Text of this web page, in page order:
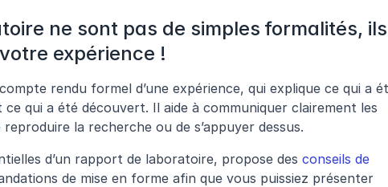
ne sont pas de simples formalités, ils
expérience !
rendu formel d’une expérience, qui explique ce qui a
qui a été découvert. Il aide à communiquer clairement les
la recherche ou de s’appuyer dessus.
d’un rapport de laboratoire, propose des conseils de
de mise en forme afin que vous puissiez présenter